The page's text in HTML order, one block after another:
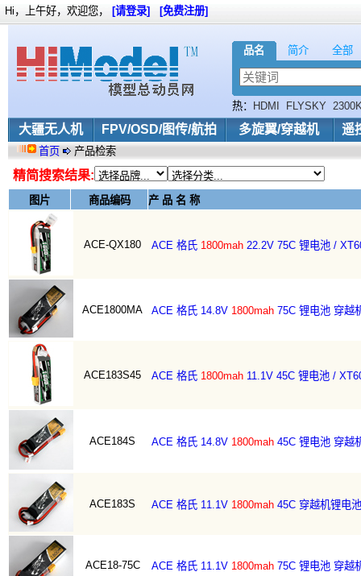
品名 简介 全部
热： HDMI FLYSKY
1800mAH 银燕
大疆无人机 FPV/OSD/图传/航拍 多旋翼/穿越机 遥
Hi，上午好，欢迎您， [请登录] [免费注册]
首页 产品检索
精简搜索结果:
图片 商品编码 产 品 名 称
ACE-QX180 ACE 格氏 1800mah 22.2V 75C 锂电池 /
ACE1800MA ACE 格氏 14.8V 1800mah 75C 锂电池 穿越
ACE183S45 ACE 格氏 1800mah 11.1V 45C 锂电池 /
ACE184S ACE 格氏 14.8V 1800mah 45C 锂电池 穿越
ACE183S ACE 格氏 11.1V 1800mah 45C 穿越机锂电池
ACE18-75C ACE 格氏 11.1V 1800mah 75C 锂电池 穿越